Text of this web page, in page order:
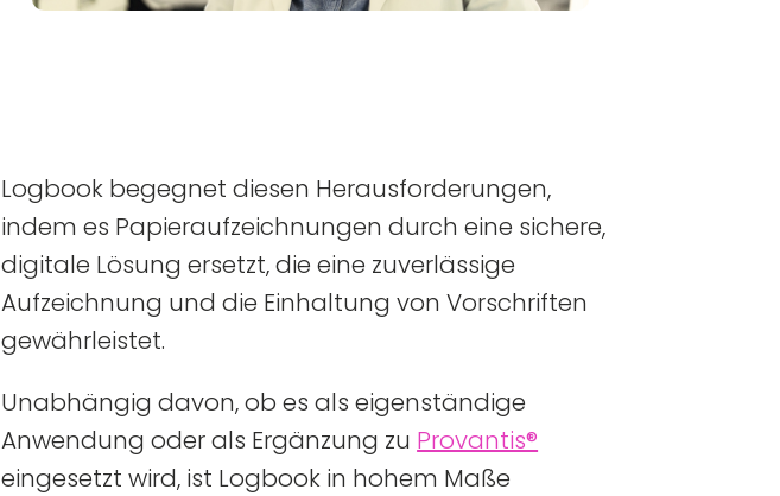
Logbook begegnet diesen Herausforderungen,
indem es Papieraufzeichnungen durch eine sichere,
digitale Lösung ersetzt, die eine zuverlässige
Aufzeichnung und die Einhaltung von Vorschriften
gewährleistet.
Unabhängig davon, ob es als eigenständige
Anwendung oder als Ergänzung zu Provantis®
eingesetzt wird, ist Logbook in hohem Maße